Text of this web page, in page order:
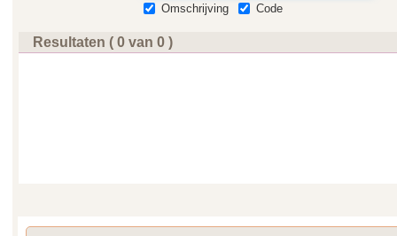
Omschrijving Code
Resultaten ( 0 van 0 )